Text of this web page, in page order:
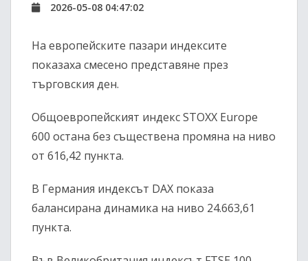
2026-05-08 04:47:02
На европейските пазари индексите
показаха смесено представяне през
търговския ден.
Общоевропейският индексSTOXX Europe
600 остана без съществена промяна на ниво
от 616,42 пункта.
В Германия индексът DAX показа
балансирана динамика на ниво 24.663,61
пункта.